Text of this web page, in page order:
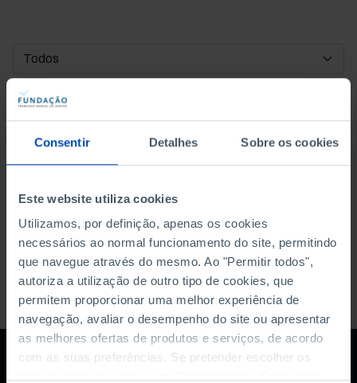
Consentir Detalhes Sobre os cookies
Este website utiliza cookies
Utilizamos, por definição, apenas os cookies
necessários ao normal funcionamento do site, permitindo
que navegue através do mesmo. Ao "Permitir todos",
autoriza a utilização de outro tipo de cookies, que
permitem proporcionar uma melhor experiência de
navegação, avaliar o desempenho do site ou apresentar
as melhores ofertas de produtos e serviços, de acordo
com as suas preferências. Se pretender escolher os
DATA DE INÍCIO
DATA DE FIM